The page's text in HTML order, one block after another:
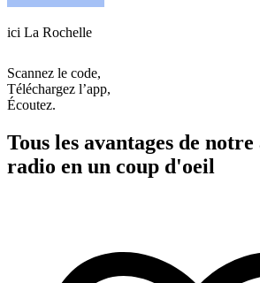
ici La Rochelle
Scannez le code,
Téléchargez l’app,
Écoutez.
Tous les avantages de
radio en un coup d'oeil